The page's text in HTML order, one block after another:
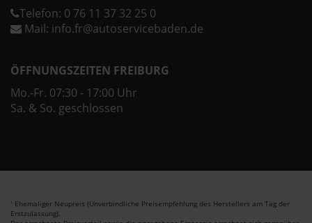
Telefon: 0 76 11 37 32 25 0
Mail: info.fr@autoservicebaden.de
ÖFFNUNGSZEITEN FREIBURG
Mo.-Fr. 07:30 - 17:00 Uhr
Sa. & So. geschlossen
1 Ehemaliger Neupreis (Unverbindliche Preisempfehlung des Herstellers am Tag der
Erstzulassung).